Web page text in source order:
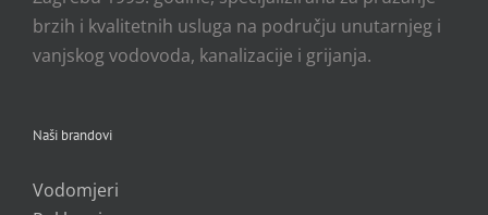
brzih i kvalitetnih usluga na području unutarnjeg i
vanjskog vodovoda, kanalizacije i grijanja.
Naši brandovi
Vodomjeri